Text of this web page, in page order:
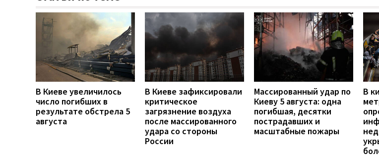
В Киеве увеличилось
число погибших в
результате обстрела 5
августа
В Киеве зафиксировали
критическое
загрязнение воздуха
после массированного
удара со стороны
России
Массированный удар по
Киеву 5 августа: одна
погибшая, десятки
пострадавших и
масштабные пожары
В